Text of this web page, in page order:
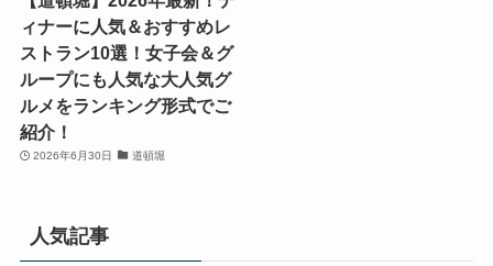
ィナーに人気＆おすすめレ
ストラン10選！女子会＆グ
ループにも人気な大人気グ
ルメをランキング形式でご
紹介！
2026年6月30日 道頓堀
人気記事